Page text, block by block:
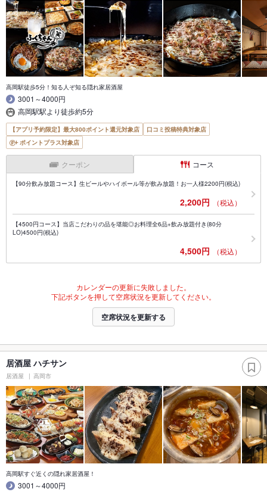
高岡駅徒歩5分！知る人ぞ知る隠れ家居酒屋
3001～4000円
高岡駅駅より徒歩約5分
【アプリ予約限定】最大800ポイント還元対象店
口コミ投稿特典対象店
ポイントプラス対象店
クーポン コース
【90分飲み放題コース】生ビールやハイボール等が飲み放題！お一人様2200円(税込)
2,200円 （税込）
【4500円コース】当店こだわりの品を堪能◎お料理全6品+飲み放題付き(80分
LO)4500円(税込)
4,500円 （税込）
カレンダーの更新に失敗しました。
下記ボタンを押して空席状況を更新してください。
空席状況を更新する
居酒屋 ハチサン
居酒屋 高岡市
高岡駅すぐ近くの隠れ家居酒屋！
3001～4000円